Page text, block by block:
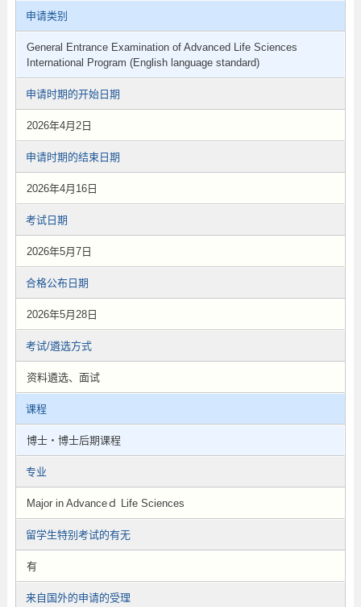
申请类别
General Entrance Examination of Advanced Life Sciences
International Program (English language standard)
申请时期的开始日期
2026年4月2日
申请时期的结束日期
2026年4月16日
考试日期
2026年5月7日
合格公布日期
2026年5月28日
考试/遴选方式
资料遴选、面试
课程
博士・博士后期课程
专业
Major in Advanceｄ Life Sciences
留学生特别考试的有无
有
来自国外的申请的受理